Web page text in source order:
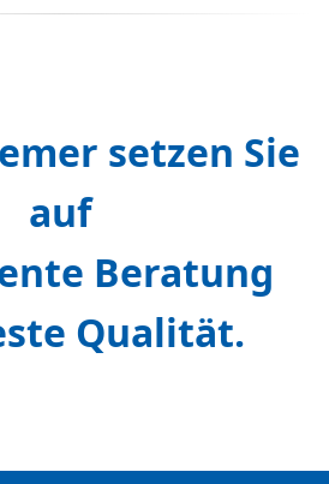
setzen Sie
auf
Beratung
Qualität.